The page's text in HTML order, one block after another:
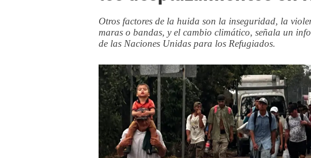
Otros factores de la huida son la inseguridad, la
maras o bandas, y el cambio climático, señala un
de las Naciones Unidas para los Refugiados.